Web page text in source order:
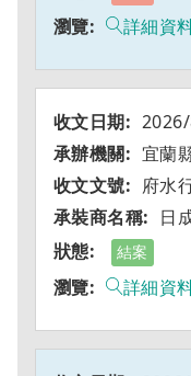
詳細資
宜蘭
府水
日
結案
詳細資